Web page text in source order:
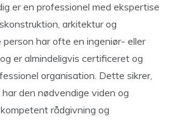
er en professionel med ekspertise
arkitektur og
person har ofte en ingeniør- eller
er almindeligvis certificeret og
organisation. Dette sikrer,
den nødvendige viden og
rådgivning og